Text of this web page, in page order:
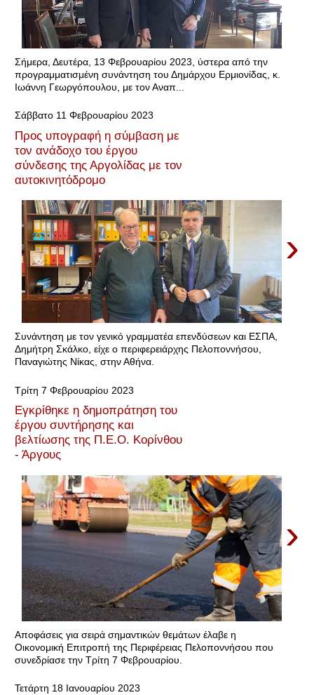
Σήμερα, Δευτέρα, 13 Φεβρουαρίου 2023, ύστερα από την
προγραμματισμένη συνάντηση του Δημάρχου Ερμιονίδας, κ.
Ιωάννη Γεωργόπουλου, με τον Αναπ...
Σάββατο 11 Φεβρουαρίου 2023
Προς υπογραφή η σύμβαση με
τον ανάδοχο του έργου
σύνδεσης της Αργολίδας με τον
αυτοκινητόδρομο
›
Συνάντηση με τον γενικό γραμματέα επενδύσεων και ΕΣΠΑ,
Δημήτρη Σκάλκο, είχε ο περιφερειάρχης Πελοποννήσου,
Παναγιώτης Νίκας, στην Αθήνα.
Τρίτη 7 Φεβρουαρίου 2023
Εγκρίθηκε η δημοπράτηση του
έργου συντήρησης και
βελτίωσης της Π.Ε.Ο. Κορίνθου
- Άργους
›
Αποφάσεις για σειρά σημαντικών θεμάτων έλαβε η
Οικονομική Επιτροπή της Περιφέρειας Πελοποννήσου που
συνεδρίασε την Τρίτη 7 Φεβρουαρίου.
Τετάρτη 18 Ιανουαρίου 2023